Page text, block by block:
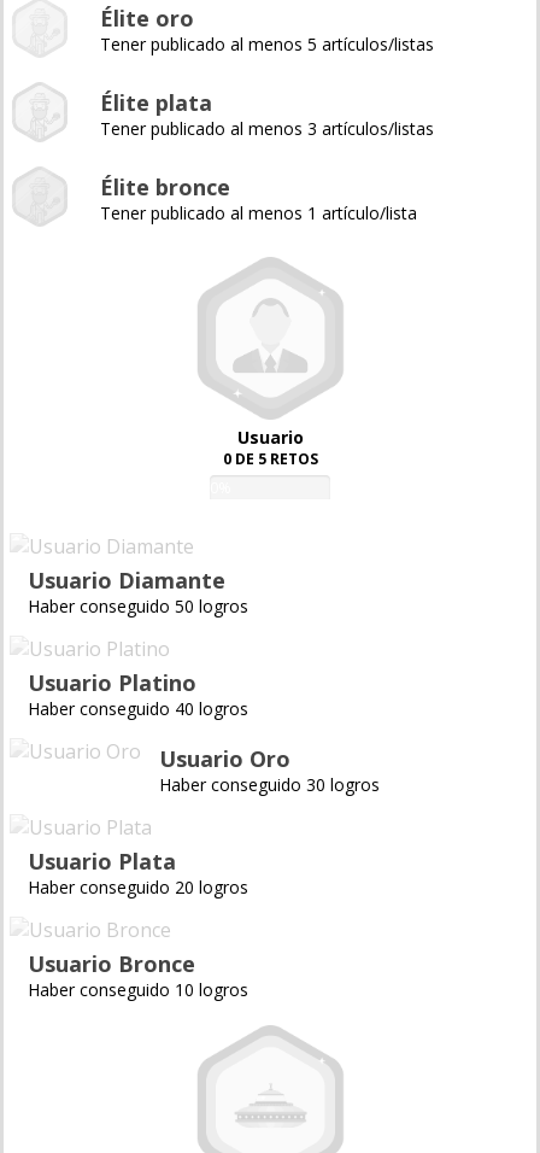
Élite oro
Tener publicado al menos 5 artículos/listas
Élite plata
Tener publicado al menos 3 artículos/listas
Élite bronce
Tener publicado al menos 1 artículo/lista
Usuario
0 DE 5 RETOS
Usuario Diamante
Haber conseguido 50 logros
Usuario Platino
Haber conseguido 40 logros
Usuario Oro
Haber conseguido 30 logros
Usuario Plata
Haber conseguido 20 logros
Usuario Bronce
Haber conseguido 10 logros